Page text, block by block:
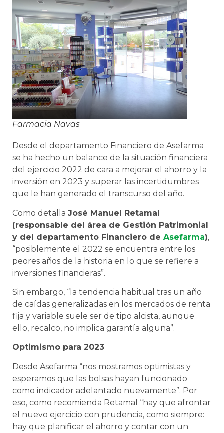
Farmacia Navas
Desde el departamento Financiero de Asefarma
se ha hecho un balance de la situación financiera
del ejercicio 2022 de cara a mejorar el ahorro y la
inversión en 2023 y superar las incertidumbres
que le han generado el transcurso del año.
Como detalla José Manuel Retamal
(responsable del área de Gestión Patrimonial
y del departamento Financiero de Asefarma),
“posiblemente el 2022 se encuentra entre los
peores años de la historia en lo que se refiere a
inversiones financieras”.
Sin embargo, “la tendencia habitual tras un año
de caídas generalizadas en los mercados de renta
fija y variable suele ser de tipo alcista, aunque
ello, recalco, no implica garantía alguna”.
Optimismo para 2023
Desde Asefarma “nos mostramos optimistas y
esperamos que las bolsas hayan funcionado
como indicador adelantado nuevamente”. Por
eso, como recomienda Retamal “hay que afrontar
el nuevo ejercicio con prudencia, como siempre:
hay que planificar el ahorro y contar con un